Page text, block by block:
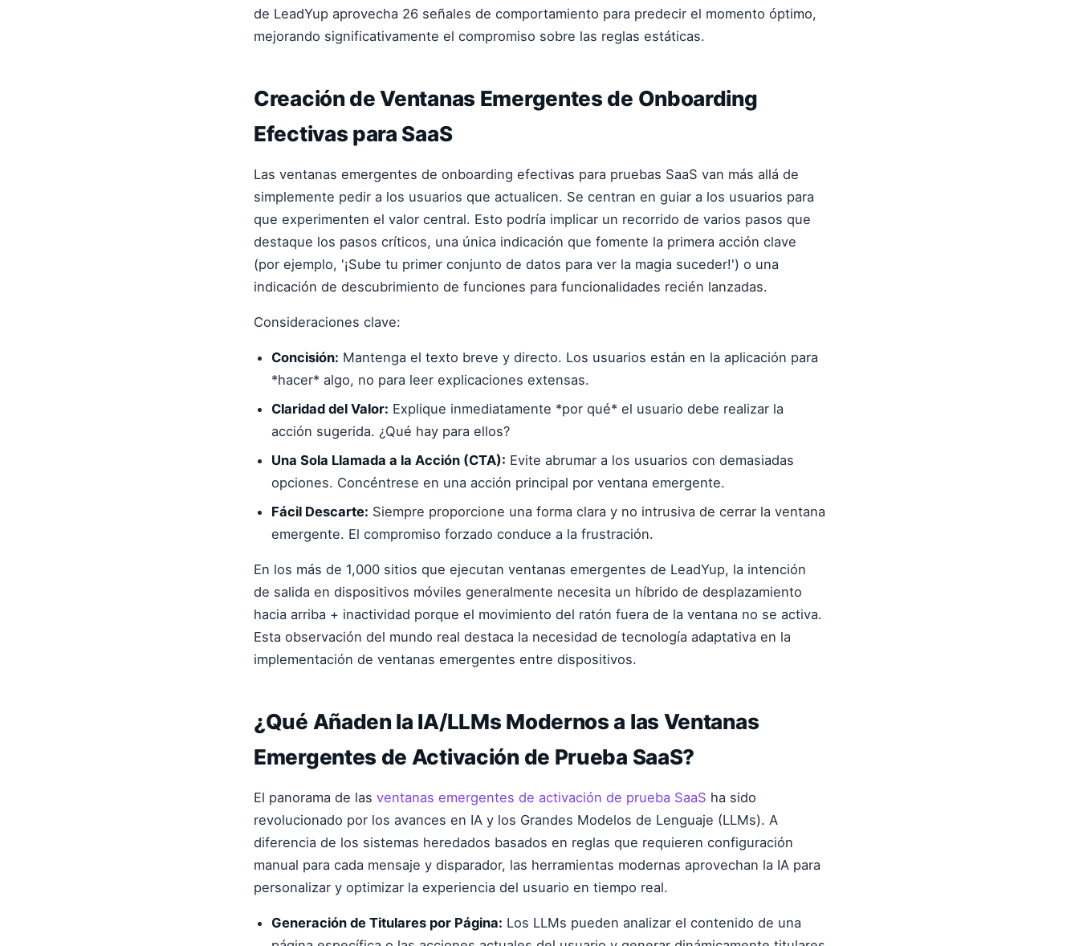
de LeadYup aprovecha 26 señales de comportamiento para predecir el momento óptimo,
mejorando significativamente el compromiso sobre las reglas estáticas.
Creación de Ventanas Emergentes de Onboarding
Efectivas para SaaS
Las ventanas emergentes de onboarding efectivas para pruebas SaaS van más allá de
simplemente pedir a los usuarios que actualicen. Se centran en guiar a los usuarios para
que experimenten el valor central. Esto podría implicar un recorrido de varios pasos que
destaque los pasos críticos, una única indicación que fomente la primera acción clave
(por ejemplo, '¡Sube tu primer conjunto de datos para ver la magia suceder!') o una
indicación de descubrimiento de funciones para funcionalidades recién lanzadas.
Consideraciones clave:
Concisión: Mantenga el texto breve y directo. Los usuarios están en la aplicación para
*hacer* algo, no para leer explicaciones extensas.
Claridad del Valor: Explique inmediatamente *por qué* el usuario debe realizar la
acción sugerida. ¿Qué hay para ellos?
Una Sola Llamada a la Acción (CTA): Evite abrumar a los usuarios con demasiadas
opciones. Concéntrese en una acción principal por ventana emergente.
Fácil Descarte: Siempre proporcione una forma clara y no intrusiva de cerrar la ventana
emergente. El compromiso forzado conduce a la frustración.
En los más de 1,000 sitios que ejecutan ventanas emergentes de LeadYup, la intención
de salida en dispositivos móviles generalmente necesita un híbrido de desplazamiento
hacia arriba + inactividad porque el movimiento del ratón fuera de la ventana no se activa.
Esta observación del mundo real destaca la necesidad de tecnología adaptativa en la
implementación de ventanas emergentes entre dispositivos.
¿Qué Añaden la IA/LLMs Modernos a las Ventanas
Emergentes de Activación de Prueba SaaS?
El panorama de las ventanas emergentes de activación de prueba SaaS ha sido
revolucionado por los avances en IA y los Grandes Modelos de Lenguaje (LLMs). A
diferencia de los sistemas heredados basados en reglas que requieren configuración
manual para cada mensaje y disparador, las herramientas modernas aprovechan la IA para
personalizar y optimizar la experiencia del usuario en tiempo real.
Generación de Titulares por Página: Los LLMs pueden analizar el contenido de una